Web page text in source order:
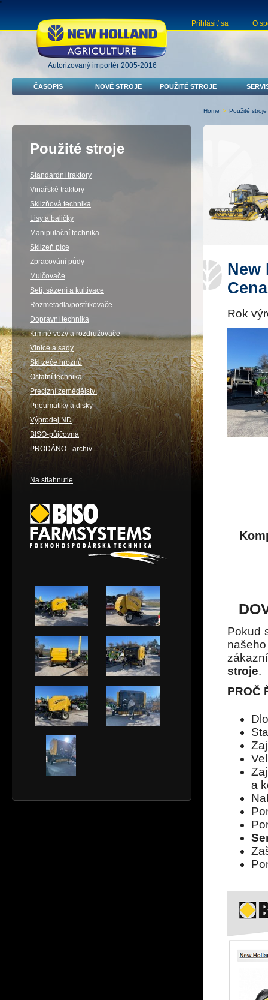
"
Autorizovaný importér 2005-2016
Prihlásiť sa O
ČASOPIS NOVÉ STROJE POUŽITÉ STROJE
Home > Použité stroje
New
Rok
Pokud
stroje.
PROČ
a
Použité stroje
Standardní traktory
Vinařské traktory
Sklizňová technika
Lisy a baličky
Manipulační technika
Sklizeň píce
Zpracování půdy
Mulčovače
Setí, sázení a kultivace
Rozmetadla/postřikovače
Dopravní technika
Krmné vozy a rozdružovače
Vinice a sady
Sklízeče hroznů
Ostatní technika
Precizní zemědělství
Pneumatiky a disky
Výprodej ND
BISO-půjčovna
PRODÁNO - archiv
Na stiahnutie